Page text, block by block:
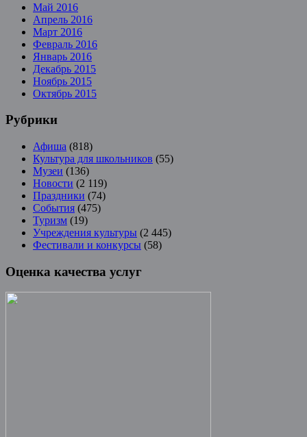
Май 2016
Апрель 2016
Март 2016
Февраль 2016
Январь 2016
Декабрь 2015
Ноябрь 2015
Октябрь 2015
Рубрики
Афиша (818)
Культура для школьников (55)
Музеи (136)
Новости (2 119)
Праздники (74)
События (475)
Туризм (19)
Учреждения культуры (2 445)
Фестивали и конкурсы (58)
Оценка качества услуг